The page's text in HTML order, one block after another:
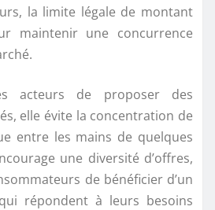
la limite légale de montant
maintenir une concurrence
acteurs de proposer des
elle évite la concentration de
entre les mains de quelques
une diversité d’offres,
de bénéficier d’un
répondent à leurs besoins